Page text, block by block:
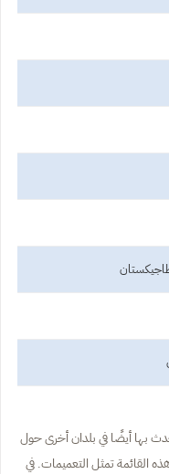
بها أيضًا في بلدان أخرى حول
القائمة تمثل التعميمات. في